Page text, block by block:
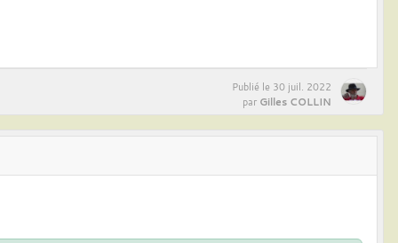
Publié le 30 juil. 2022
par Gilles COLLIN